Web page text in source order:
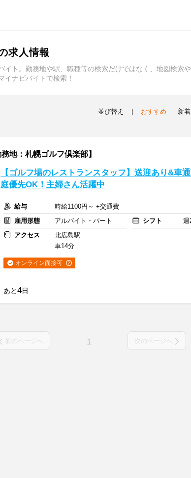
求人情報
ト。勤務地や駅、職種等の検索だけではなく、地図検索
ナビバイトで検索！
並び替え おすすめ 新着
地：札幌ゴルフ倶楽部】
【ゴルフ場のレストランスタッフ】送迎あり&車
庭優先OK！主婦さん活躍中
給与
時給1100円～ +交通費
雇用形態
アルバイト・パート シフト
週
アクセス
北広島駅
車14分
オンライン面接可
あと4日
前のページへ 1 次のページへ